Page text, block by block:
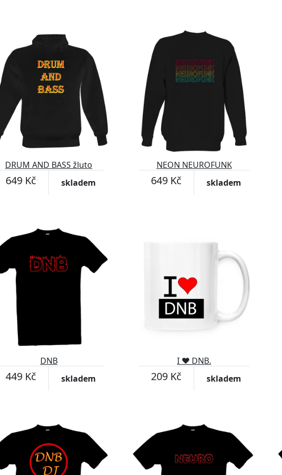
DRUM AND BASS žluto
červené
649 Kč skladem
NEON NEUROFUNK
649 Kč skladem
DNB
449 Kč skladem
I ♥ DNB.
209 Kč skladem